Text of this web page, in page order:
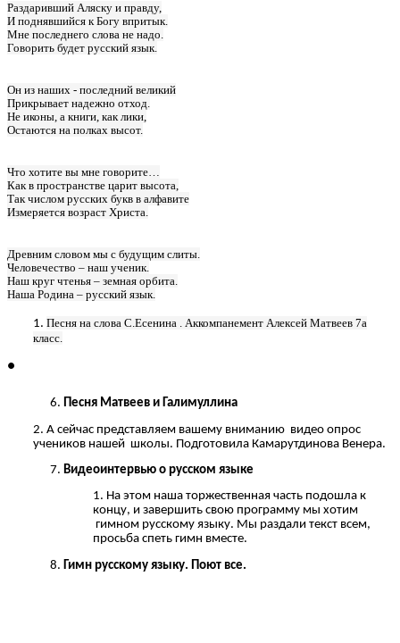
Раздаривший Аляску и правду,
И поднявшийся к Богу впритык.
Мне последнего слова не надо.
Говорить будет русский язык.
Он из наших - последний великий
Прикрывает надежно отход.
Не иконы, а книги, как лики,
Остаются на полках высот.
Что хотите вы мне говорите…
Как в пространстве царит высота,
Так числом русских букв в алфавите
Измеряется возраст Христа.
Древним словом мы с будущим слиты.
Человечество – наш ученик.
Наш круг чтенья – земная орбита.
Наша Родина – русский язык.
Песня на слова С.Есенина . Аккомпанемент Алексей Матвеев 7а
класс.
Песня Матвеев и Галимуллина
А сейчас представляем вашему вниманию видео опрос
учеников нашей школы. Подготовила Камарутдинова Венера.
Видеоинтервью о русском языке
На этом наша торжественная часть подошла к
концу, и завершить свою программу мы хотим
гимном русскому языку. Мы раздали текст всем,
просьба спеть гимн вместе.
Гимн русскому языку. Поют все.